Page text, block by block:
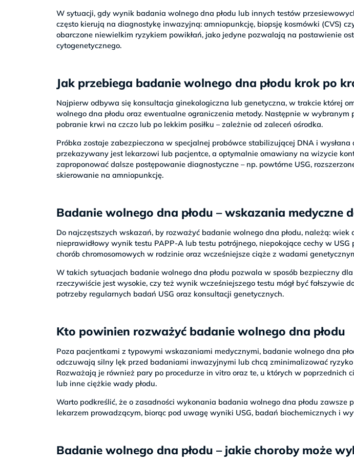
W sytuacji, gdy wynik badania wolnego dna płodu lub innych testów
często kierują na diagnostykę inwazyjną: amniopunkcję, biopsję kosmówki (CVS)
obarczone niewielkim ryzykiem powikłań, jako jedyne pozwalają na postawienie
cytogenetycznego.
Jak przebiega badanie wolnego dna płodu krok po
Najpierw odbywa się konsultacja ginekologiczna lub genetyczna, w trakcie której
wolnego dna płodu oraz ewentualne ograniczenia metody. Następnie w
pobranie krwi na czczo lub po lekkim posiłku – zależnie od zaleceń ośrodka.
Próbka zostaje zabezpieczona w specjalnej probówce stabilizującej DNA i
przekazywany jest lekarzowi lub pacjentce, a optymalnie omawiany na wizycie
zaproponować dalsze postępowanie diagnostyczne – np. powtórne USG,
skierowanie na amniopunkcję.
Badanie wolnego dna płodu – wskazania medyczne
Do najczęstszych wskazań, by rozważyć badanie wolnego dna płodu, należą: wiek
nieprawidłowy wynik testu PAPP-A lub testu potrójnego, niepokojące cechy w
chorób chromosomowych w rodzinie oraz wcześniejsze ciąże z wadami
W takich sytuacjach badanie wolnego dna płodu pozwala w sposób bezpieczny
rzeczywiście jest wysokie, czy też wynik wcześniejszego testu mógł być fałszywie
potrzeby regularnych badań USG oraz konsultacji genetycznych.
Kto powinien rozważyć badanie wolnego dna płodu
Poza pacjentkami z typowymi wskazaniami medycznymi, badanie wolnego dna
odczuwają silny lęk przed badaniami inwazyjnymi lub chcą zminimalizować
Rozważają je również pary po procedurze in vitro oraz te, u których w poprzednich
lub inne ciężkie wady płodu.
Warto podkreślić, że o zasadności wykonania badania wolnego dna płodu zawsze
lekarzem prowadzącym, biorąc pod uwagę wyniki USG, badań biochemicznych i
Badanie wolnego dna płodu – jakie choroby może